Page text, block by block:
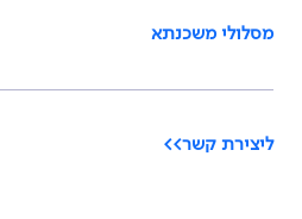
מסלולי משכנתא
ליצירת קשר>>